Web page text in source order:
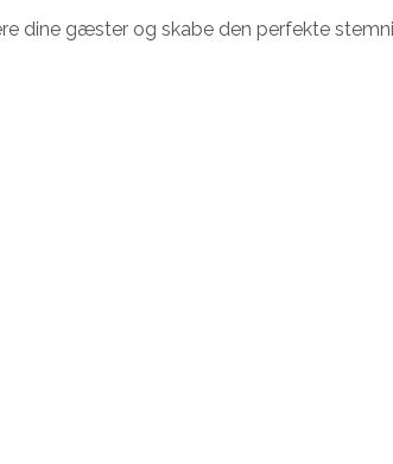
dine gæster og skabe den perfekte